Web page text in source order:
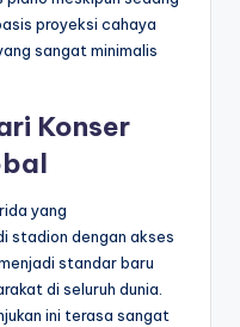
proyeksi cahaya
sangat minimalis
Konser
yang
stadion dengan akses
standar baru
di seluruh dunia.
ini terasa sangat